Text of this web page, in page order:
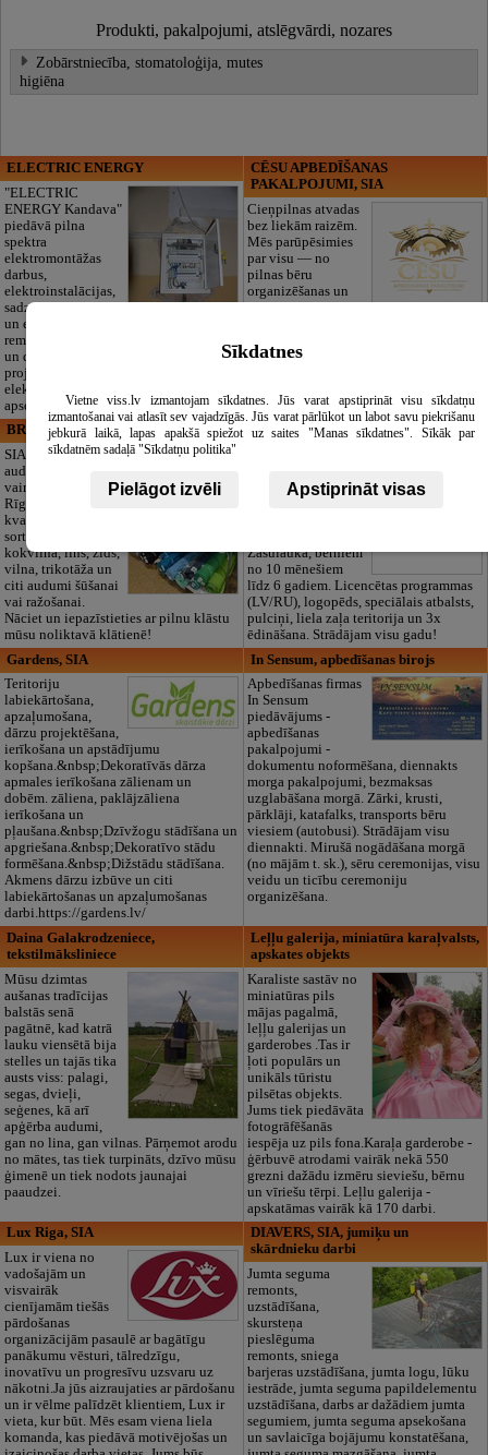
Produkti, pakalpojumi, atslēgvārdi, nozares
Zobārstniecība, stomatoloģija, mutes
higiēna
ELECTRIC ENERGY
"ELECTRIC
ENERGY Kandava"
piedāvā pilna
spektra
elektromontāžas
darbus,
elektroinstalācijas,
sadzīves tehnikas
un elektronikas
remontu, vājstrāvas
un drošības sistēmu izbūvi, kā arī
projektēšanu, mērījumus un
elektrosaimniecības drošības riskus
apsekošanu.
CĒSU APBEDĪŠANAS
PAKALPOJUMI, SIA
Cieņpilnas atvadas
bez liekām raizēm.
Mēs parūpēsimies
par visu — no
pilnas bēru
organizēšanas un
dokumentu
Piedāvājam arī kvalitatīvas, autentiskas
BRISTOLS ES, SIA
SIA "Bristols ES"
audumu outlet un
vairumtirdzniecība
Rīgā. Plašs un
kvalitatīvs tekstila
sortiments:
kokvilna, lins, zīds,
vilna, trikotāža un
citi audumi šūšanai
vai ražošanai.
Nāciet un iepazīstieties ar pilnu klāstu
mūsu noliktavā klātienē!
Maza Rasiņa, privātā pirmsskolas
izglītības iestāde
Zasulaukā, bērniem
no 10 mēnešiem
līdz 6 gadiem. Licencētas programmas
(LV/RU), logopēds, speciālais atbalsts,
pulciņi, liela zaļa teritorija un 3x
ēdināšana. Strādājam visu gadu!
Gardens, SIA
Teritoriju
labiekārtošana,
apzaļumošana,
dārzu projektēšana,
ierīkošana un apstādījumu
kopšana.&nbsp;Dekoratīvās dārza
apmales ierīkošana zālienam un
dobēm. zāliena, paklājzāliena
ierīkošana un
pļaušana.&nbsp;Dzīvžogu stādīšana un
apgriešana.&nbsp;Dekoratīvo stādu
formēšana.&nbsp;Dižstādu stādīšana.
Akmens dārzu izbūve un citi
labiekārtošanas un apzaļumošanas
darbi.https://gardens.lv/
In Sensum, apbedīšanas birojs
Apbedīšanas firmas
In Sensum
piedāvājums -
apbedīšanas
pakalpojumi -
dokumentu noformēšana, diennakts
morga pakalpojumi, bezmaksas
uzglabāšana morgā. Zārki, krusti,
pārklāji, katafalks, transports bēru
viesiem (autobusi). Strādājam visu
diennakti. Mirušā nogādāšana morgā
(no mājām t. sk.), sēru ceremonijas, visu
veidu un ticību ceremoniju
organizēšana.
Daina Galakrodzeniece,
tekstilmāksliniece
Mūsu dzimtas
aušanas tradīcijas
balstās senā
pagātnē, kad katrā
lauku viensētā bija
stelles un tajās tika
austs viss: palagi,
segas, dvieļi,
seģenes, kā arī
apģērba audumi,
gan no lina, gan vilnas. Pārņemot arodu
no mātes, tas tiek turpināts, dzīvo mūsu
ģimenē un tiek nodots jaunajai
paaudzei.
Leļļu galerija, miniatūra karaļvalsts,
apskates objekts
Karaliste sastāv no
miniatūras pils
mājas pagalmā,
leļļu galerijas un
garderobes .Tas ir
ļoti populārs un
unikāls tūristu
pilsētas objekts.
Jums tiek piedāvāta
fotogrāfēšanās
iespēja uz pils fona.Karaļa garderobe -
ģērbuvē atrodami vairāk nekā 550
grezni dažādu izmēru sieviešu, bērnu
un vīriešu tērpi. Leļlu galerija -
apskatāmas vairāk kā 170 darbi.
Lux Riga, SIA
Lux ir viena no
vadošajām un
visvairāk
cienījamām tiešās
pārdošanas
organizācijām pasaulē ar bagātīgu
panākumu vēsturi, tālredzīgu,
inovatīvu un progresīvu uzsvaru uz
nākotni.Ja jūs aizraujaties ar pārdošanu
un ir vēlme palīdzēt klientiem, Lux ir
vieta, kur būt. Mēs esam viena liela
komanda, kas piedāvā motivējošas un
DIAVERS, SIA, jumiķu un
skārdnieku darbi
Jumta seguma
remonts,
uzstādīšana,
skursteņa
pieslēguma
remonts, sniega
barjeras uzstādīšana, jumta logu, lūku
iestrāde, jumta seguma papildelementu
uzstādīšana, darbs ar dažādiem jumta
segumiem, jumta seguma apsekošana
un savlaicīga bojājumu konstatēšana,
Sīkdatnes
Vietne viss.lv izmantojam sīkdatnes. Jūs varat apstiprināt visu sīkdatņu
izmantošanai vai atlasīt sev vajadzīgās. Jūs varat pārlūkot un labot savu piekrišanu
jebkurā laikā, lapas apakšā spiežot uz saites "Manas sīkdatnes". Sīkāk par
sīkdatnēm sadaļā "Sīkdatņu politika"
Pielāgot izvēli Apstiprināt visas